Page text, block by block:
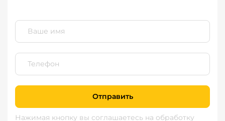
Отправить
Нажимая кнопку вы соглашаетесь на обработку